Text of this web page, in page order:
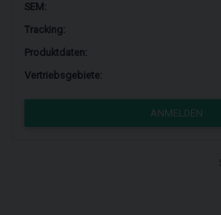
SEM:
Tracking:
Produktdaten:
Vertriebsgebiete:
ANMELDEN